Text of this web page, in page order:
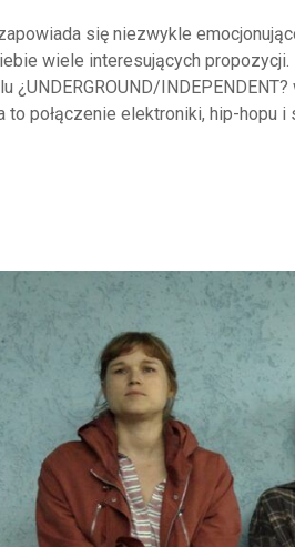
się niezwykle
wiele interesujących
¿UNDERGROUND/
to połączenie elektroniki, hip-